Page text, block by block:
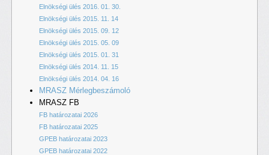
Elnökségi ülés 2016. 01. 30.
Elnökségi ülés 2015. 11. 14
Elnökségi ülés 2015. 09. 12
Elnökségi ülés 2015. 05. 09
Elnökségi ülés 2015. 01. 31
Elnökségi ülés 2014. 11. 15
Elnökségi ülés 2014. 04. 16
MRASZ Mérlegbeszámoló
MRASZ FB
FB határozatai 2026
FB határozatai 2025
GPEB határozatai 2023
GPEB határozatai 2022